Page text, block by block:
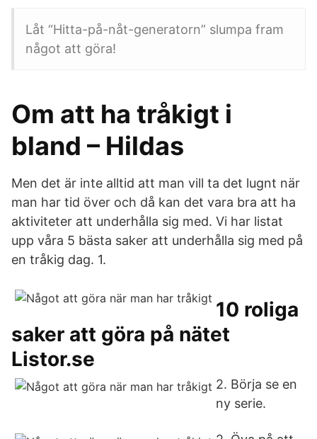
Låt “​Hitta-på-nåt-generatorn” slumpa fram
något att göra!
Om att ha tråkigt i
bland – Hildas
Men det är inte alltid att man vill ta det lugnt när
man har tid över och då kan det vara bra att ha
aktiviteter att underhålla sig med. Vi har listat
upp våra 5 bästa saker att underhålla sig med på
en tråkig dag. 1.
10 roliga
saker att göra på nätet
Listor.se
2. Börja se en
ny serie.